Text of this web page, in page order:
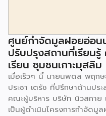
ศูนย์กำจัดมูลฝอยอ่อน
ปรับปรุงสถานที่เรียน
เรียน ชุมชนเกาะมุสลิม
เมื่อเร็วๆ นี้ นายนพดล พฤกษ
ประชา เตรัช ที่ปรึกษาด้านป
คณะผู้บริหาร บริษัท นิวสกาย
เป็นผู้ดำเนินโครงการกำจัดมู